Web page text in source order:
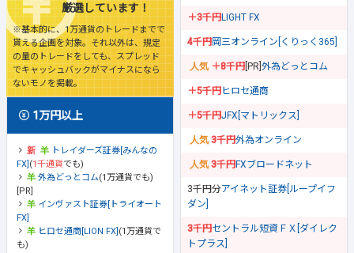
厳選しています！
※基本的に、1万通貨のトレードまでで
貰える企画を対象。それ以外は、規定
の量のトレードをしても、スプレッド
でキャッシュバックがマイナスになら
ないモノを掲載。
1万円以上
トレイダーズ証券[みんなの
FX] (1千通貨でも)
外為どっとコム(1万通貨でも)
[PR]
インヴァスト証券[トライオート
FX]
ヒロセ通商[LION FX] (1万通貨で
も)
＋3千円LIGHT FX
4千円岡三オンライン[くりっく365]
＋8千円 [PR] 外為どっとコム
＋5千円ヒロセ通商
＋5千円JFX[マトリックス]
3千円外為オンライン
3千円FXブロードネット
3千円分アイネット証券[ループイフ
ダン]
3千円セントラル短資ＦＸ[ダイレク
トプラス]